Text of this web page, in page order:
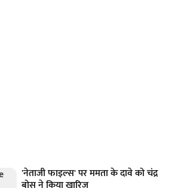
'नेताजी फाइल्स' पर ममता के दावे को चंद्र